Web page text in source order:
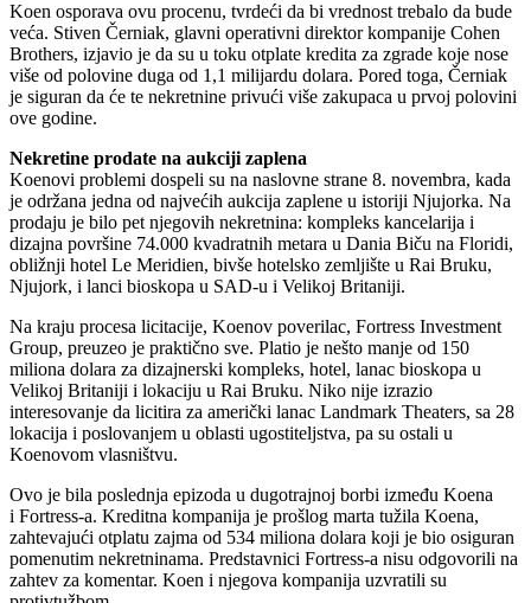
Koen osporava ovu procenu, tvrdeći da bi vrednost trebalo da bude
veća. Stiven Černiak, glavni operativni direktor kompanije Cohen
Brothers, izjavio je da su u toku otplate kredita za zgrade koje nose
više od polovine duga od 1,1 milijardu dolara. Pored toga, Černiak
je siguran da će te nekretnine privući više zakupaca u prvoj polovini
ove godine.
Nekretine prodate na aukciji zaplena
Koenovi problemi dospeli su na naslovne strane 8. novembra, kada
je održana jedna od najvećih aukcija zaplene u istoriji Njujorka. Na
prodaju je bilo pet njegovih nekretnina: kompleks kancelarija i
dizajna površine 74.000 kvadratnih metara u Dania Biču na Floridi,
obližnji hotel Le Meridien, bivše hotelsko zemljište u Rai Bruku,
Njujork, i lanci bioskopa u SAD-u i Velikoj Britaniji.
Na kraju procesa licitacije, Koenov poverilac, Fortress Investment
Group, preuzeo je praktično sve. Platio je nešto manje od 150
miliona dolara za dizajnerski kompleks, hotel, lanac bioskopa u
Velikoj Britaniji i lokaciju u Rai Bruku. Niko nije izrazio
interesovanje da licitira za američki lanac Landmark Theaters, sa 28
lokacija i poslovanjem u oblasti ugostiteljstva, pa su ostali u
Koenovom vlasništvu.
Ovo je bila poslednja epizoda u dugotrajnoj borbi između Koena
i Fortress-a. Kreditna kompanija je prošlog marta tužila Koena,
zahtevajući otplatu zajma od 534 miliona dolara koji je bio osiguran
pomenutim nekretninama. Predstavnici Fortress-a nisu odgovorili na
zahtev za komentar. Koen i njegova kompanija uzvratili su